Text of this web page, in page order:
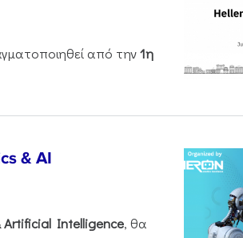
από την1η
& AI
Artificial Intelligence, θα